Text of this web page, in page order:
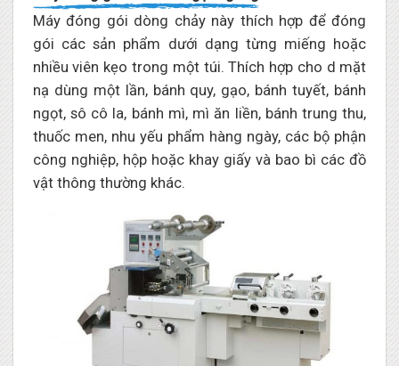
Máy đóng gói dòng chảy này thích hợp để đóng
gói các sản phẩm dưới dạng từng miếng hoặc
nhiều viên kẹo trong một túi. Thích hợp cho d mặt
nạ dùng một lần, bánh quy, gạo, bánh tuyết, bánh
ngọt, sô cô la, bánh mì, mì ăn liền, bánh trung thu,
thuốc men, nhu yếu phẩm hàng ngày, các bộ phận
công nghiệp, hộp hoặc khay giấy và bao bì các đồ
vật thông thường khác.